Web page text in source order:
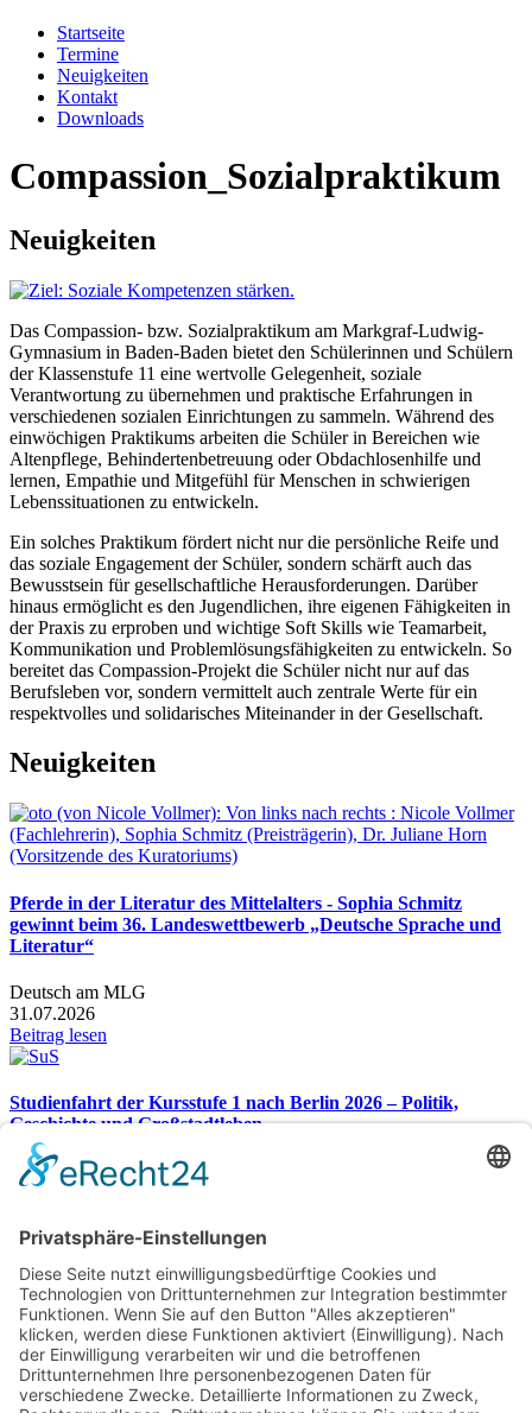
Startseite
Termine
Neuigkeiten
Kontakt
Downloads
Compassion_Sozialpraktikum
Neuigkeiten
Das Compassion- bzw. Sozialpraktikum am Markgraf-Ludwig-
Gymnasium in Baden-Baden bietet den Schülerinnen und Schülern
der Klassenstufe 11 eine wertvolle Gelegenheit, soziale
Verantwortung zu übernehmen und praktische Erfahrungen in
verschiedenen sozialen Einrichtungen zu sammeln. Während des
einwöchigen Praktikums arbeiten die Schüler in Bereichen wie
Altenpflege, Behindertenbetreuung oder Obdachlosenhilfe und
lernen, Empathie und Mitgefühl für Menschen in schwierigen
Lebenssituationen zu entwickeln.
Ein solches Praktikum fördert nicht nur die persönliche Reife und
das soziale Engagement der Schüler, sondern schärft auch das
Bewusstsein für gesellschaftliche Herausforderungen. Darüber
hinaus ermöglicht es den Jugendlichen, ihre eigenen Fähigkeiten in
der Praxis zu erproben und wichtige Soft Skills wie Teamarbeit,
Kommunikation und Problemlösungsfähigkeiten zu entwickeln. So
bereitet das Compassion-Projekt die Schüler nicht nur auf das
Berufsleben vor, sondern vermittelt auch zentrale Werte für ein
respektvolles und solidarisches Miteinander in der Gesellschaft.
Neuigkeiten
Pferde in der Literatur des Mittelalters - Sophia Schmitz
gewinnt beim 36. Landeswettbewerb „Deutsche Sprache und
Literatur“
Deutsch am MLG
31.07.2026
Beitrag lesen
Studienfahrt der Kursstufe 1 nach Berlin 2026 – Politik,
Geschichte und Großstadtleben
Studienfahrt nach Berlin 2026
26.07.2026
Gesamtübersicht
Markgraf-Ludwig-Gymnasium
Hardstr. 2, 76530 Baden-Baden
Telefon:07221 932366
Telefax: 07221 932370
E-Mail:sekretariat@mlg-bad.de